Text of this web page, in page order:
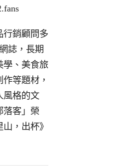
行銷顧問多
誌，長期
學、美食旅
等題材，
風格的文
落客」榮
，出杯》